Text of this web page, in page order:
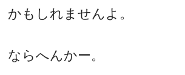
かもしれませんよ。
ならへんかー。